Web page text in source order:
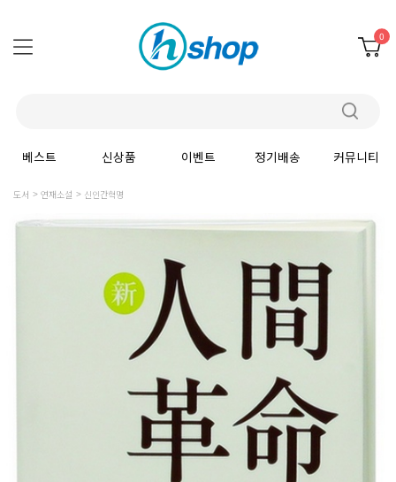
0
베스트 신상품 이벤트 정기배송 커뮤니티
도서 연재소설 신인간혁명